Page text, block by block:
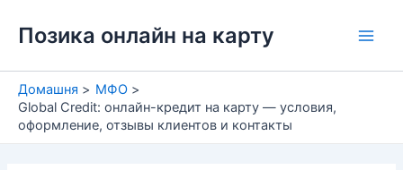
Позика онлайн на карту
Домашня
МФО
Global Credit: онлайн-кредит на карту — условия,
оформление, отзывы клиентов и контакты